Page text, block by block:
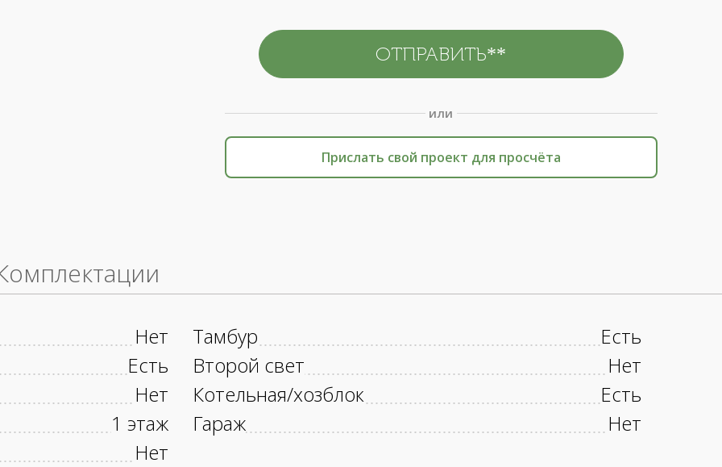
или
Прислать свой проект для просчёта
Нет
Есть
Нет
1 этаж
Нет
Тамбур
Есть
Второй свет
Нет
Котельная/хозблок
Есть
Гараж
Нет